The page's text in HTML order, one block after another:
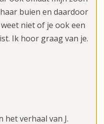
buien en daardoor
niet of je ook een
Ik hoor graag van je.
het verhaal van J.